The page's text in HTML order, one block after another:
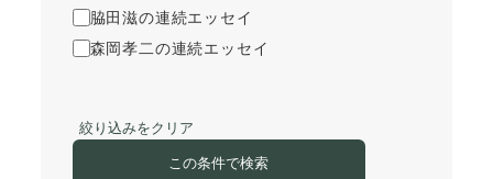
脇田滋の連続エッセイ
森岡孝二の連続エッセイ
絞り込みをクリア
この条件で検索